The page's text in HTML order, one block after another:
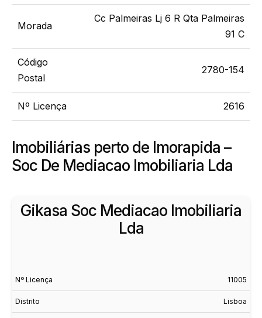
Morada
Cc Palmeiras Lj 6 R Qta Palmeiras
91 C
Código
Postal
2780-154
Nº Licença 2616
Imobiliárias perto de Imorapida –
Soc De Mediacao Imobiliaria Lda
Gikasa Soc Mediacao Imobiliaria
Lda
Nº Licença 11005
Distrito Lisboa